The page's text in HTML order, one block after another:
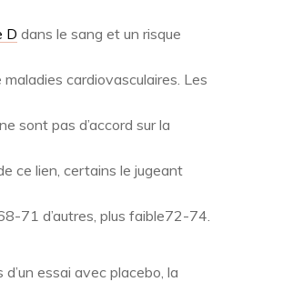
D dans le sang et un risque
maladies cardiovasculaires. Les
sont pas d’accord sur la
ce lien, certains le jugeant
71 d’autres, plus faible72-74.
d’un essai avec placebo, la